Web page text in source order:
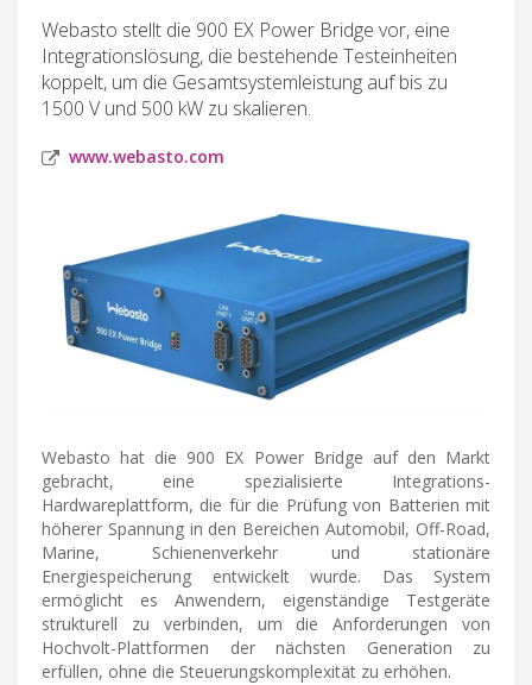
Webasto stellt die 900 EX Power Bridge vor, eine
Integrationslösung, die bestehende Testeinheiten
koppelt, um die Gesamtsystemleistung auf bis zu
1500 V und 500 kW zu skalieren.
www.webasto.com
Webasto hat die 900 EX Power Bridge auf den Markt
gebracht, eine spezialisierte Integrations-
Hardwareplattform, die für die Prüfung von Batterien mit
höherer Spannung in den Bereichen Automobil, Off-Road,
Marine, Schienenverkehr und stationäre
Energiespeicherung entwickelt wurde. Das System
ermöglicht es Anwendern, eigenständige Testgeräte
strukturell zu verbinden, um die Anforderungen von
Hochvolt-Plattformen der nächsten Generation zu
erfüllen, ohne die Steuerungskomplexität zu erhöhen.